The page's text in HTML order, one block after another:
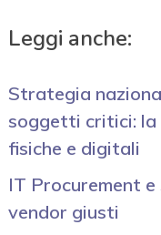
Leggi anche:
Strategia
soggetti critici: la
fisiche e digitali
IT Procurement e
vendor giusti